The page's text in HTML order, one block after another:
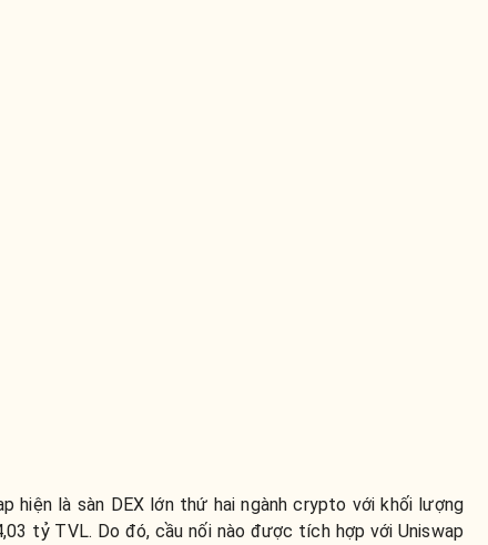
hiện là sàn DEX lớn thứ hai ngành crypto với khối lượng
tỷ TVL. Do đó, cầu nối nào được tích hợp với Uniswap